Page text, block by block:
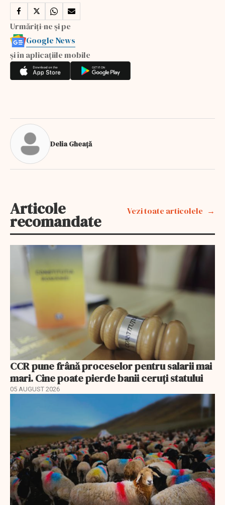
Urmăriți-ne și pe
Google News
și în aplicațiile mobile
Delia Gheață
Articole
recomandate
Vezi toate articolele
CCR pune frână proceselor pentru salarii mai
mari. Cine poate pierde banii ceruți statului
05 AUGUST 2026